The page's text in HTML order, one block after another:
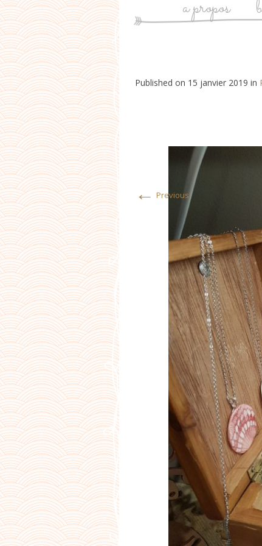
a propos
Published on 15 janvier 2019 in
← Previous